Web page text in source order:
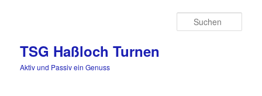
TSG Haßloch Turnen
Aktiv und Passiv ein Genuss